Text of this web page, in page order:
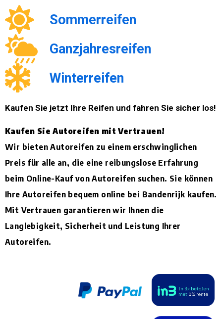
Sommerreifen
Ganzjahresreifen
Winterreifen
Kaufen Sie jetzt Ihre Reifen und fahren Sie sicher los!
Kaufen Sie Autoreifen mit Vertrauen!
Wir bieten Autoreifen zu einem erschwinglichen
Preis für alle an, die eine reibungslose Erfahrung
beim Online-Kauf von Autoreifen suchen. Sie können
Ihre Autoreifen bequem online bei Bandenrijk kaufen.
Mit Vertrauen garantieren wir Ihnen die
Langlebigkeit, Sicherheit und Leistung Ihrer
Autoreifen.